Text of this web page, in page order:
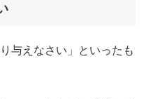
与えなさい」といったも